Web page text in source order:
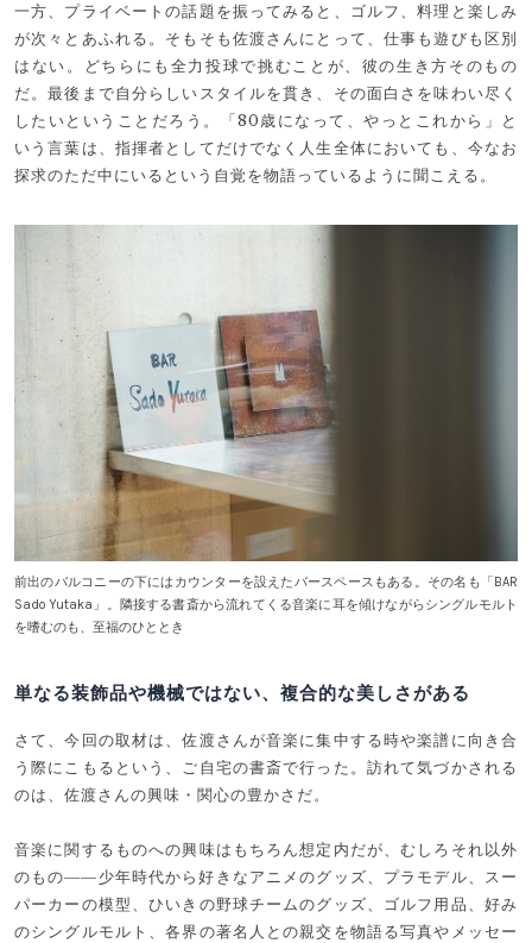
一方、プライベートの話題を振ってみると、ゴルフ、料理と楽しみ
が次々とあふれる。そもそも佐渡さんにとって、仕事も遊びも区別
はない。どちらにも全力投球で挑むことが、彼の生き方そのもの
だ。最後まで自分らしいスタイルを貫き、その面白さを味わい尽く
したいということだろう。「80歳になって、やっとこれから」と
いう言葉は、指揮者としてだけでなく人生全体においても、今なお
探求のただ中にいるという自覚を物語っているように聞こえる。
前出のバルコニーの下にはカウンターを設えたバースペースもある。その名も「BAR
Sado Yutaka」。隣接する書斎から流れてくる音楽に耳を傾けながらシングルモルト
を嗜むのも、至福のひととき
単なる装飾品や機械ではない、複合的な美しさがある
さて、今回の取材は、佐渡さんが音楽に集中する時や楽譜に向き合
う際にこもるという、ご自宅の書斎で行った。訪れて気づかされる
のは、佐渡さんの興味・関心の豊かさだ。
音楽に関するものへの興味はもちろん想定内だが、むしろそれ以外
のもの――少年時代から好きなアニメのグッズ、プラモデル、スー
パーカーの模型、ひいきの野球チームのグッズ、ゴルフ用品、好み
のシングルモルト、各界の著名人との親交を物語る写真やメッセー